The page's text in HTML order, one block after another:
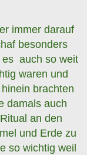
immer darauf
besonders
es auch so weit
waren und
brachten
damals auch
an den
und Erde zu
so wichtig weil